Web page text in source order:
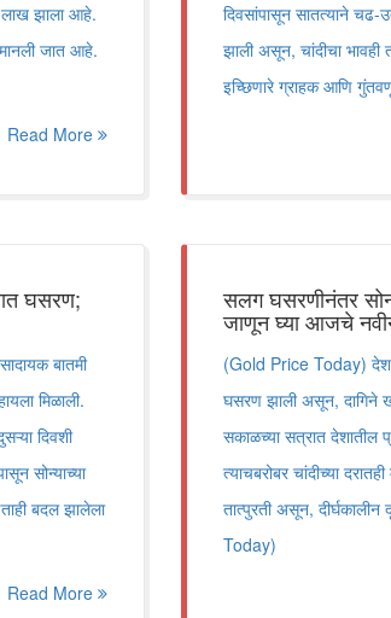
लाख झाला आहे.
मानली जात आहे.
Read More
दिवसांपासून सातत्याने चढ-
झाली असून, चांदीचा
इच्छिणारे ग्राहक आणि
घसरण;
बातमी
मिळाली.
दिवशी
सोन्याच्या
बदल झालेला
Read More
सलग घसरणीनंतर सोनं
जाणून घ्या आजचे
(Gold Price Today) देशात
घसरण झाली असून, दागिने
सकाळच्या सत्रात
त्याचबरोबर चांदीच्या
तात्पुरती असून,
Today)